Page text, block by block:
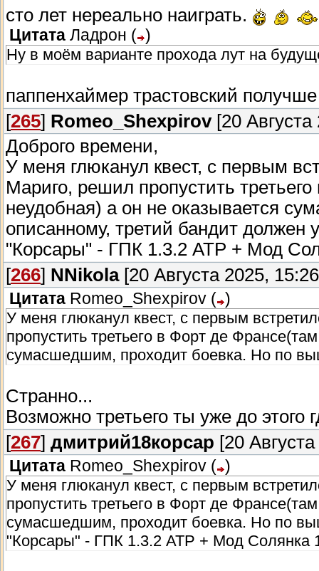
сто лет нереально наиграть.
Цитата Ладрон ( )
Ну в моём варианте прохода лут на
паппенхаймер трастовский
[265] Romeo_Shexpirov[20 Августа
Доброго времени,
У меня глюканул квест, с первым
Мариго, решил пропустить
неудобная) а он не оказывается
описанному, третий бандит должен
"Корсары" - ГПК 1.3.2 АТР + Мод
[266] NNikola[20 Августа 2025,
Цитата Romeo_Shexpirov ( )
У меня глюканул квест, с первым
пропустить третьего в Форт де
сумасшедшим, проходит боевка. Но по
Странно...
Возможно третьего ты уже до этого
[267] дмитрий18корсар [20
Цитата Romeo_Shexpirov ( )
У меня глюканул квест, с первым
пропустить третьего в Форт де
сумасшедшим, проходит боевка. Но по
"Корсары" - ГПК 1.3.2 АТР + Мод Солянка